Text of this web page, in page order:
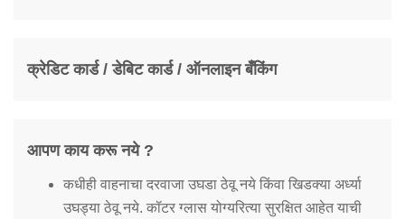
क्रेडिट कार्ड / डेबिट कार्ड / ऑनलाइन बँकिंग
आपण काय करू नये ?
कधीही वाहनाचा दरवाजा उघडा ठेवू नये किंवा खिडक्या अर्ध्या
उघड्या ठेवू नये. कॉटर ग्लास योग्यरित्या सुरक्षित आहेत याची